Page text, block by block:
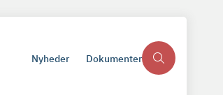
Nyheder Dokumenter